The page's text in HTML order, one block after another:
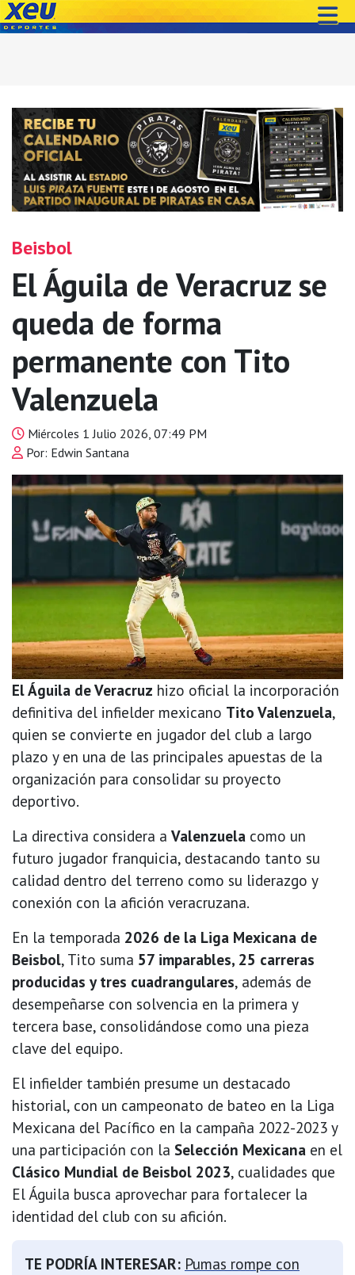
Beisbol
El Águila de Veracruz se
queda de forma
permanente con Tito
Valenzuela
Miércoles 1 Julio 2026, 07:49 PM
Por: Edwin Santana
El Águila de Veracruz hizo oficial la incorporación
definitiva del infielder mexicano Tito Valenzuela,
quien se convierte en jugador del club a largo
plazo y en una de las principales apuestas de la
organización para consolidar su proyecto
deportivo.
La directiva considera a Valenzuela como un
futuro jugador franquicia, destacando tanto su
calidad dentro del terreno como su liderazgo y
conexión con la afición veracruzana.
En la temporada 2026 de la Liga Mexicana de
Beisbol, Tito suma 57 imparables, 25 carreras
producidas y tres cuadrangulares, además de
desempeñarse con solvencia en la primera y
tercera base, consolidándose como una pieza
clave del equipo.
El infielder también presume un destacado
historial, con un campeonato de bateo en la Liga
Mexicana del Pacífico en la campaña 2022-2023 y
una participación con la Selección Mexicana en el
Clásico Mundial de Beisbol 2023, cualidades que
El Águila busca aprovechar para fortalecer la
identidad del club con su afición.
TE PODRÍA INTERESAR: Pumas rompe con